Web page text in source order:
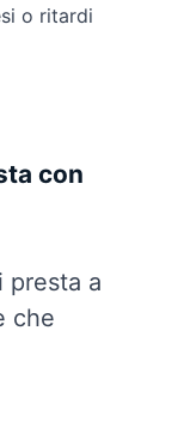
o ritardi
con
presta a
che